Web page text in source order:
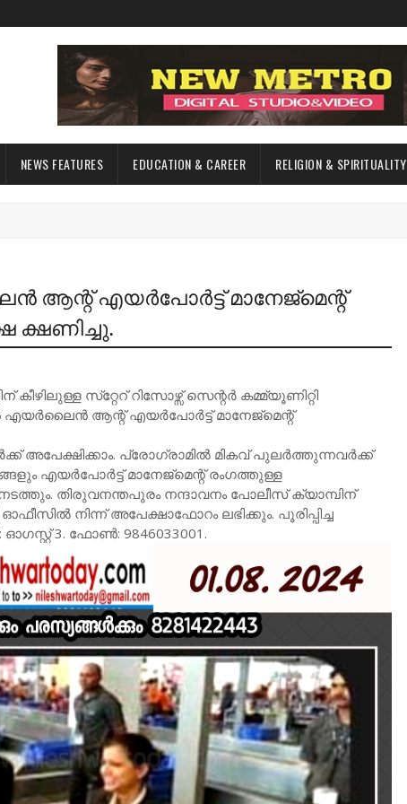
NEWS FEATURES EDUCATION & CAREER RELIGION & SPIRITUALITY
എയർപോർട്ട് മാനേജ്മെന്റ്
ക്ഷണിച്ചു.
സ്‌റ്റേറ് റിസോഴ്സ് സെന്റർ കമ്മ്യൂണിറ്റി
ആന്റ് എയർപോർട്ട് മാനേജ്മെന്റ്
പ്രോഗ്രാമിൽ മികവ് പുലർത്തുന്നവർക്ക്
എയർപോർട്ട് മാനേജ്മെന്റ് രംഗത്തുള്ള
തിരുവനന്തപുരം നന്ദാവനം പോലീസ് ക്യാമ്പിന്
നിന്ന് അപേക്ഷാഫോറം ലഭിക്കും. പൂരിപ്പിച്ച
3. ഫോൺ: 9846033001.